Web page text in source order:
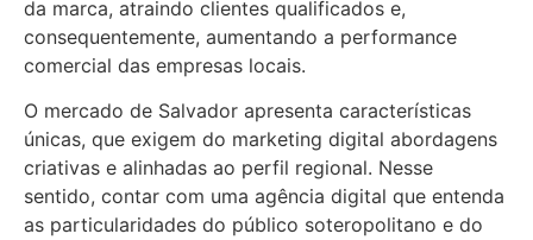
da marca, atraindo clientes qualificados e,
consequentemente, aumentando a performance
comercial das empresas locais.
O mercado de Salvador apresenta características
únicas, que exigem do marketing digital abordagens
criativas e alinhadas ao perfil regional. Nesse
sentido, contar com uma agência digital que entenda
as particularidades do público soteropolitano e do